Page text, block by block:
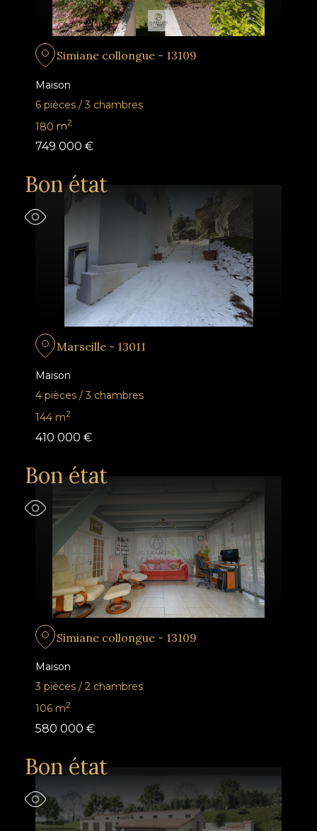
Simiane collongue - 13109
Maison
6 pièces / 3 chambres
180 m2
749 000 €
Bon état
Marseille - 13011
Maison
4 pièces / 3 chambres
144 m2
410 000 €
Bon état
Simiane collongue - 13109
Maison
3 pièces / 2 chambres
106 m2
580 000 €
Bon état